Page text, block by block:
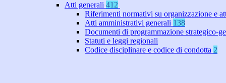
Atti generali 412
Riferimenti normativi su organizzazione e
Atti amministrativi generali 138
Documenti di programmazione strategico-
Statuti e leggi regionali
Codice disciplinare e codice di condotta 2